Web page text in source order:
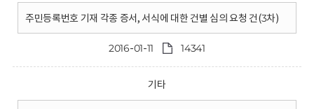
주민등록번호 기재 각종 증서, 서식에 대한 건별 심의 요청 건(3차)
2016-01-11 14341
기타